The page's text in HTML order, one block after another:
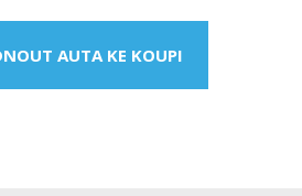
AUTA KE KOUPI